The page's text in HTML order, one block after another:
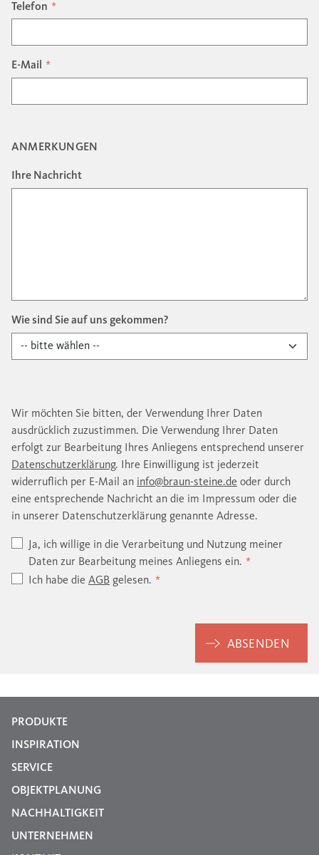
Telefon
E-Mail
ANMERKUNGEN
Ihre Nachricht
Wie sind Sie auf uns gekommen?
Wir möchten Sie bitten, der Verwendung Ihrer Daten
ausdrücklich zuzustimmen. Die Verwendung Ihrer Daten
erfolgt zur Bearbeitung Ihres Anliegens entsprechend unserer
Datenschutzerklärung. Ihre Einwilligung ist jederzeit
widerruflich per E-Mail an info@braun-steine.de oder durch
eine entsprechende Nachricht an die im Impressum oder die
in unserer Datenschutzerklärung genannte Adresse.
Ja, ich willige in die Verarbeitung und Nutzung meiner
Daten zur Bearbeitung meines Anliegens ein.
Ich habe die AGB gelesen.
ABSENDEN
PRODUKTE
INSPIRATION
SERVICE
OBJEKTPLANUNG
NACHHALTIGKEIT
UNTERNEHMEN